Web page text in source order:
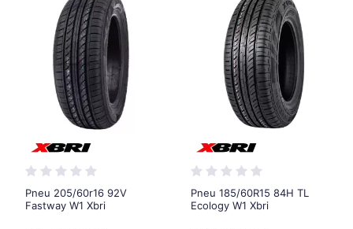
Pneu 205/60r16 92V
Fastway W1 Xbri
Pneu 185/60R15 84H TL
Ecology W1 Xbri